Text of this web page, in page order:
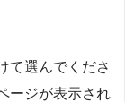
て選んでくださ
ージが表示され